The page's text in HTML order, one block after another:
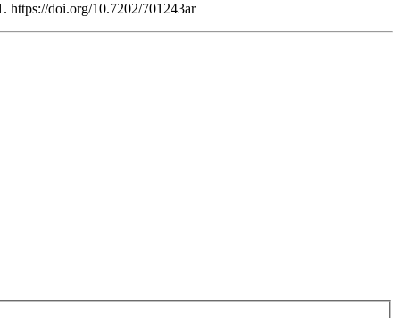
https://doi.org/10.7202/701243ar